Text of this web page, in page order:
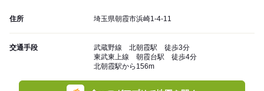
住所 埼玉県朝霞市浜崎1-4-11
交通手段
武蔵野線 北朝霞駅 徒歩3分
東武東上線 朝霞台駅 徒歩4分
北朝霞駅から156m